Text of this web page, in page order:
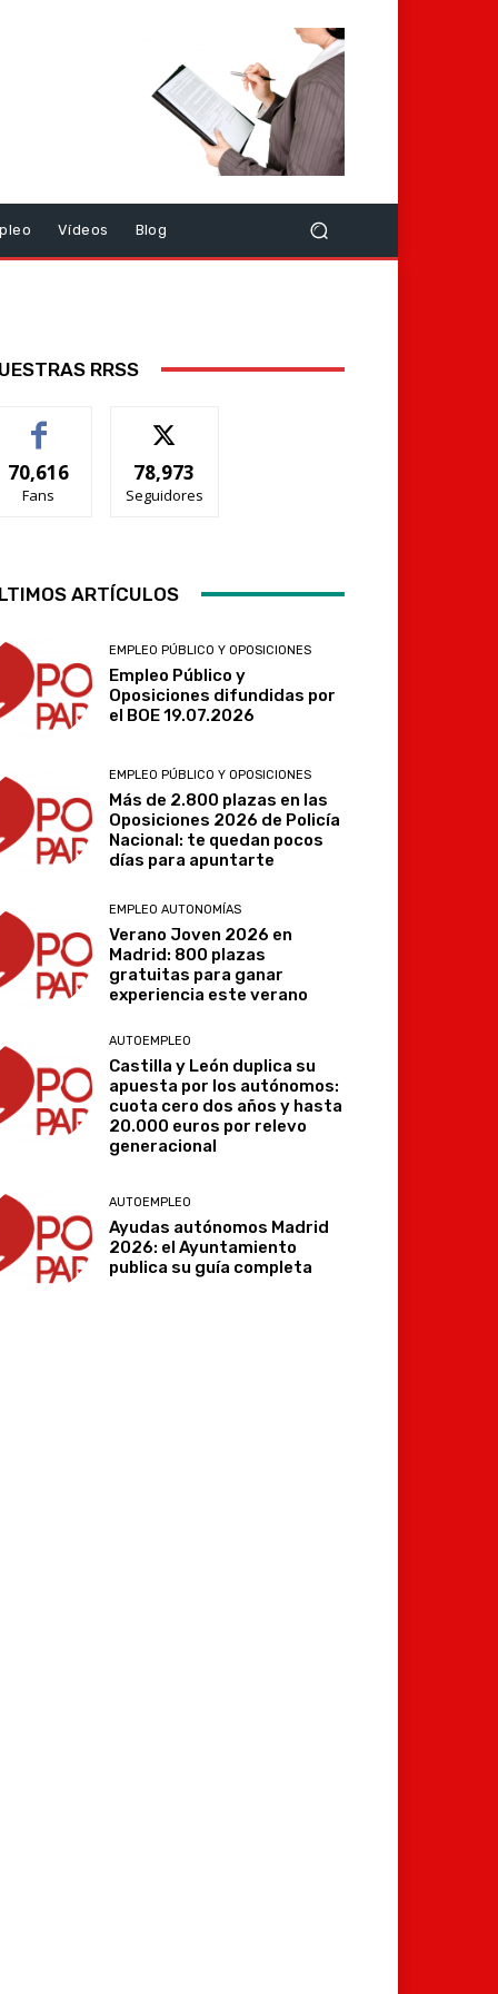
Vídeos Blog
RRSS
70,616
Fans
78,973
Seguidores
ARTÍCULOS
EMPLEO PÚBLICO Y OPOSICIONES
Empleo Público y
Oposiciones difundidas por
el BOE 19.07.2026
EMPLEO PÚBLICO Y OPOSICIONES
Más de 2.800 plazas en las
Oposiciones 2026 de Policía
Nacional: te quedan pocos
días para apuntarte
EMPLEO AUTONOMÍAS
Verano Joven 2026 en
Madrid: 800 plazas
gratuitas para ganar
experiencia este verano
AUTOEMPLEO
Castilla y León duplica su
apuesta por los autónomos:
cuota cero dos años y hasta
20.000 euros por relevo
generacional
AUTOEMPLEO
Ayudas autónomos Madrid
2026: el Ayuntamiento
publica su guía completa